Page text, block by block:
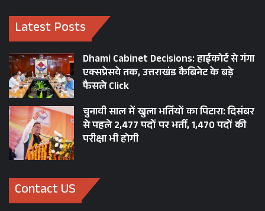
Latest Posts
Dhami Cabinet Decisions: हाईकोर्ट से गंगा
एक्सप्रेसवे तक, उत्तराखंड कैबिनेट के बड़े
फैसले Click
चुनावी साल में खुला भर्तियों का पिटारा: दिसंबर
से पहले 2,477 पदों पर भर्ती, 1,470 पदों की
परीक्षा भी होगी
Contact US